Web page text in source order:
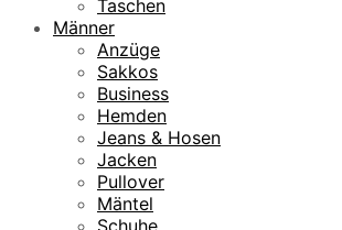
Taschen
Männer
Anzüge
Sakkos
Business
Hemden
Jeans & Hosen
Jacken
Pullover
Mäntel
Schuhe